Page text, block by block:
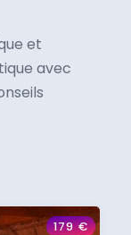
et
avec
179€